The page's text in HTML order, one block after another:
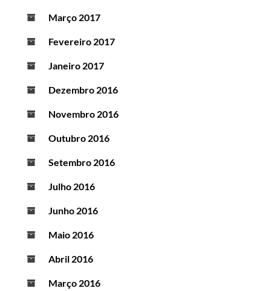
Março 2017
Fevereiro 2017
Janeiro 2017
Dezembro 2016
Novembro 2016
Outubro 2016
Setembro 2016
Julho 2016
Junho 2016
Maio 2016
Abril 2016
Março 2016